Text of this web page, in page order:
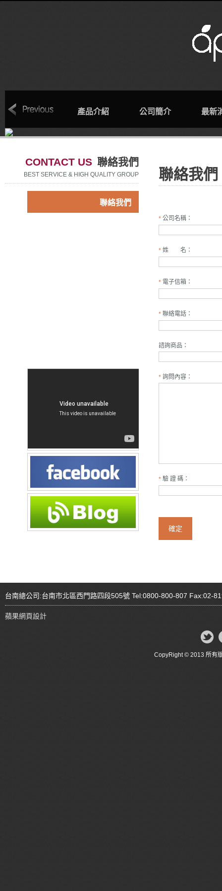
回首頁 產品介紹 公司簡介 最新
CONTACT US 聯絡我們
BEST SERVICE & HIGH QUALITY GROUP
聯絡我們
聯絡我們
* 公司名稱：
* 姓 名：
* 電子信箱：
* 聯絡電話：
諮詢商品：
* 詢問內容：
* 驗 證 碼：
確定
台南總公司:台南市北區西門路四段505號 Tel:0800-800-807 Fax:02-
蘋果網頁設計
CopyRight © 2013 所有